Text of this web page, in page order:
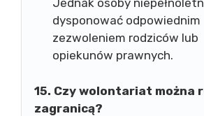
Jednak osoby
dysponować odpowiednim
zezwoleniem rodziców lub
opiekunów prawnych.
15. Czy wolontariat można
zagranicą?